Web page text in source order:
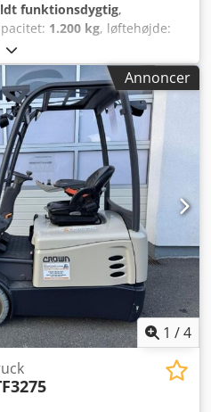
funktionsdygtig,
1.200 kg, løftehøjde:
længde:1.520 mm, drivtype:
560 mm, Lavthøjdevogn
Ny Teknisk tilstand: Ny
LASTHJUL Dæk foran, tilstand:
volt: 48V Batteri, Ah: 9Ah
Aezrckasgxer Batteritype:
2025 Batteri, tilstand:
LEVERING Yderligere
lithium-ion-batterier i
24,5Ah, ekstern oplader,
kortlæser), scannerholder,
Annoncer
1 /4